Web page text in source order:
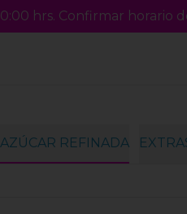
hrs. Confirmar horario
REFINADA